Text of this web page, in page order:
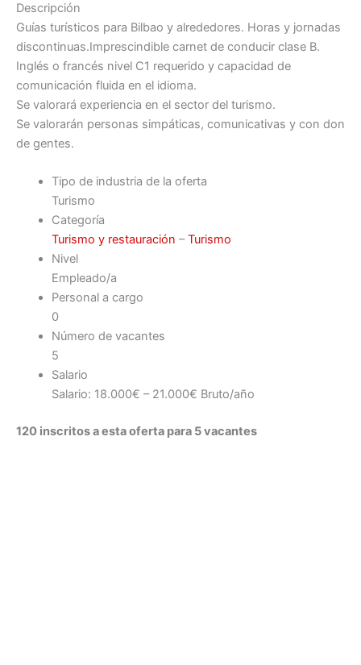
Descripción
Guías turísticos para Bilbao y alrededores. Horas y jornadas
discontinuas.Imprescindible carnet de conducir clase B.
Inglés o francés nivel C1 requerido y capacidad de
comunicación fluida en el idioma.
Se valorará experiencia en el sector del turismo.
Se valorarán personas simpáticas, comunicativas y con don
de gentes.
Tipo de industria de la oferta
Turismo
Categoría
Turismo y restauración –Turismo
Nivel
Empleado/a
Personal a cargo
0
Número de vacantes
5
Salario
Salario: 18.000€ – 21.000€ Bruto/año
120 inscritos a esta oferta para 5 vacantes